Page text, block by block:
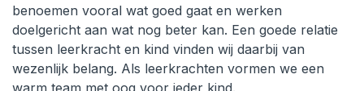
benoemen vooral wat goed gaat en werken
doelgericht aan wat nog beter kan. Een goede relatie
tussen leerkracht en kind vinden wij daarbij van
wezenlijk belang. Als leerkrachten vormen we een
warm team met oog voor ieder kind.